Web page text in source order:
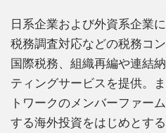
日系企業および外資系企業
税務調査対応などの税務コ
国際税務、組織再編や連結
ティングサービスを提供。
トワークのメンバーファー
する海外投資をはじめとす